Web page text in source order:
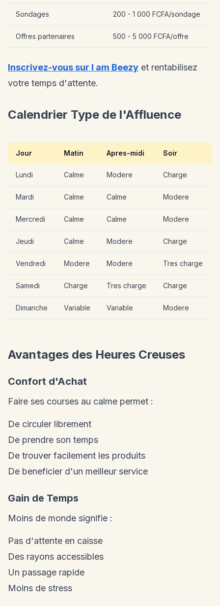
Sondages 200 - 1 000 FCFA/sondage
Offres partenaires 500 - 5 000 FCFA/offre
Inscrivez-vous sur I am Beezy et rentabilisez
votre temps d'attente.
Calendrier Type de l'Affluence
Jour Matin Apres-midi Soir
Lundi Calme Modere Charge
Mardi Calme Calme Modere
Mercredi Calme Calme Modere
Jeudi Calme Modere Charge
Vendredi Modere Modere Tres charge
Samedi Charge Tres charge Charge
Dimanche Variable Variable Modere
Avantages des Heures Creuses
Confort d'Achat
Faire ses courses au calme permet :
De circuler librement
De prendre son temps
De trouver facilement les produits
De beneficier d'un meilleur service
Gain de Temps
Moins de monde signifie :
Pas d'attente en caisse
Des rayons accessibles
Un passage rapide
Moins de stress